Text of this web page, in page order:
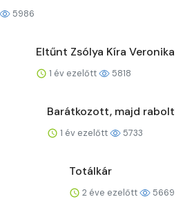
5986
Eltűnt Zsólya Kíra Veronika
1 év ezelőtt 5818
Barátkozott, majd rabolt
1 év ezelőtt 5733
Totálkár
2 éve ezelőtt 5669